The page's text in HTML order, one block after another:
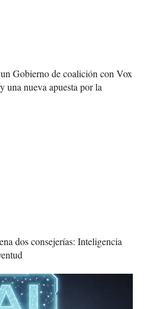
Gobierno de coalición con Vox
una nueva apuesta por la
dos consejerías: Inteligencia